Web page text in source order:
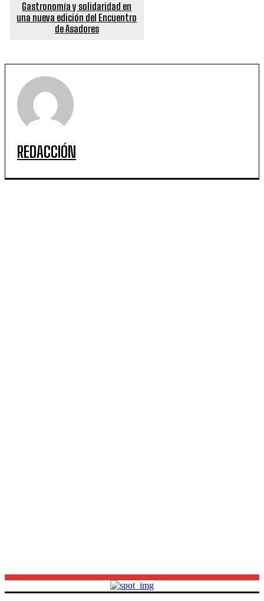
Gastronomía y solidaridad en
una nueva edición del Encuentro
de Asadores
REDACCIÓN